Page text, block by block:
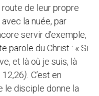
de leur propre
la nuée, par
servir d’exemple,
parole du Christ : « Si
et là où je suis, là
12,26). C’est en
le disciple donne la